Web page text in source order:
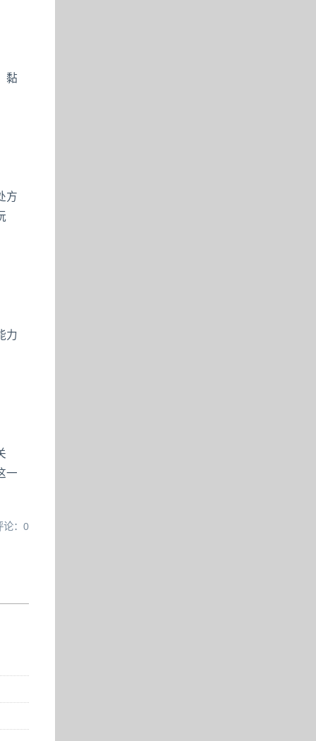
黏
方
力
一
论：0